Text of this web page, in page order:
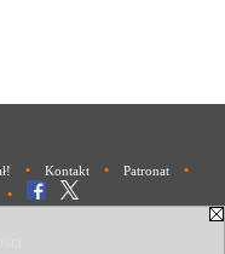
• Kontakt • Patronat •
•